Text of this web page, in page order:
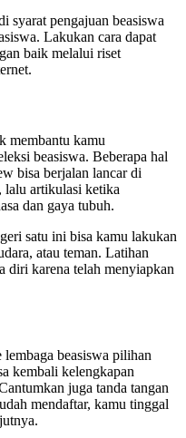
syarat pengajuan beasiswa
Lakukan cara dapat
baik melalui riset
membantu kamu
beasiswa. Beberapa hal
bisa berjalan lancar di
lalu artikulasi ketika
dan gaya tubuh.
satu ini bisa kamu lakukan
atau teman. Latihan
diri karena telah menyiapkan
beasiswa pilihan
kembali kelengkapan
juga tanda tangan
mendaftar, kamu tinggal